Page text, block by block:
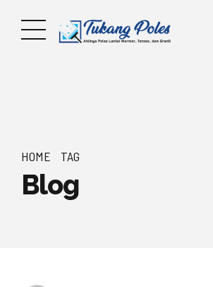
HOME TAG
Blog